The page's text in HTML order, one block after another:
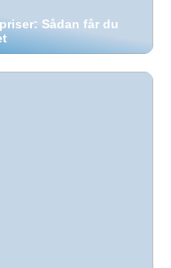
Sådan får du